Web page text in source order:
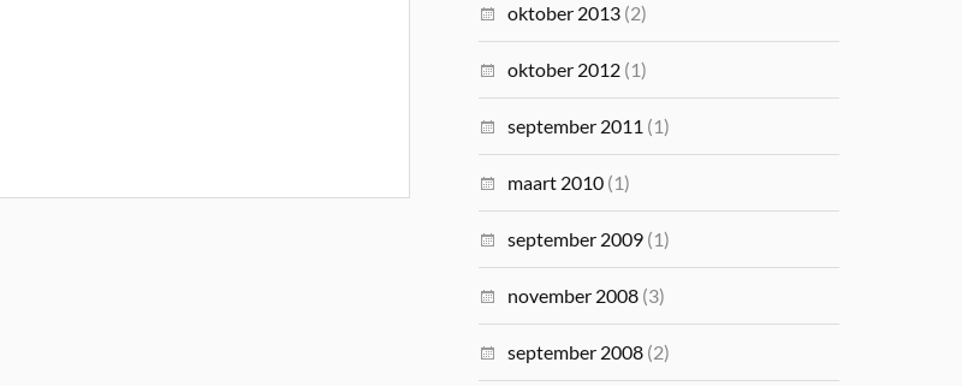
oktober 2013 (2)
oktober 2012 (1)
september 2011 (1)
maart 2010 (1)
september 2009 (1)
november 2008 (3)
september 2008 (2)